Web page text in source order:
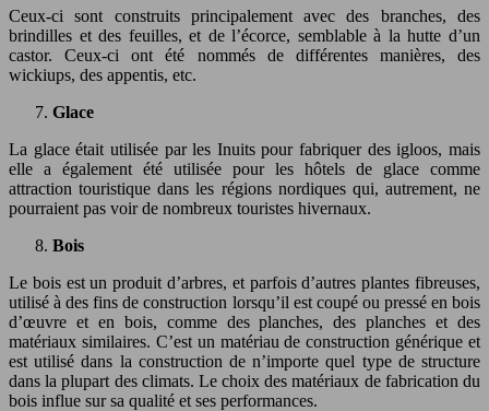
Ceux-ci sont construits principalement avec des branches, des
brindilles et des feuilles, et de l’écorce, semblable à la hutte d’un
castor. Ceux-ci ont été nommés de différentes manières, des
wickiups, des appentis, etc.
Glace
La glace était utilisée par les Inuits pour fabriquer des igloos, mais
elle a également été utilisée pour les hôtels de glace comme
attraction touristique dans les régions nordiques qui, autrement, ne
pourraient pas voir de nombreux touristes hivernaux.
Bois
Le bois est un produit d’arbres, et parfois d’autres plantes fibreuses,
utilisé à des fins de construction lorsqu’il est coupé ou pressé en bois
d’œuvre et en bois, comme des planches, des planches et des
matériaux similaires. C’est un matériau de construction générique et
est utilisé dans la construction de n’importe quel type de structure
dans la plupart des climats. Le choix des matériaux de fabrication du
bois influe sur sa qualité et ses performances.